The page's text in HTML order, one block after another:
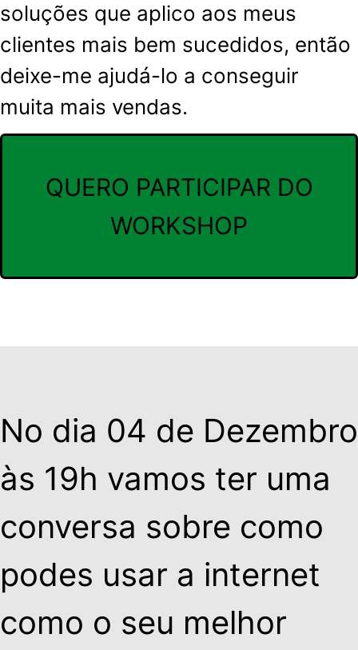
soluções que aplico aos meus
clientes mais bem sucedidos, então
deixe-me ajudá-lo a conseguir
muita mais vendas.
QUERO PARTICIPAR DO
WORKSHOP
No dia 04 de Dezembro
às 19h vamos ter uma
conversa sobre como
podes usar a internet
como o seu melhor